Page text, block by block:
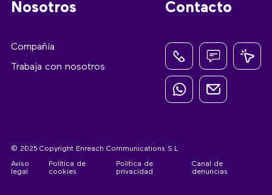
Nosotros
Compañía
Trabaja con nosotros
Contacto
© 2025 Copyright Enreach Communications S.L
Aviso
legal
Política de
cookies
Política de
privacidad
Canal de
denuncias